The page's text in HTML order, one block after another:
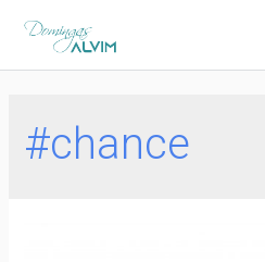
#chance